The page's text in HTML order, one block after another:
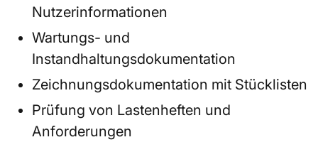
Nutzerinformationen
Wartungs- und
Instandhaltungsdokumentation
Zeichnungsdokumentation mit Stücklisten
Prüfung von Lastenheften und
Anforderungen